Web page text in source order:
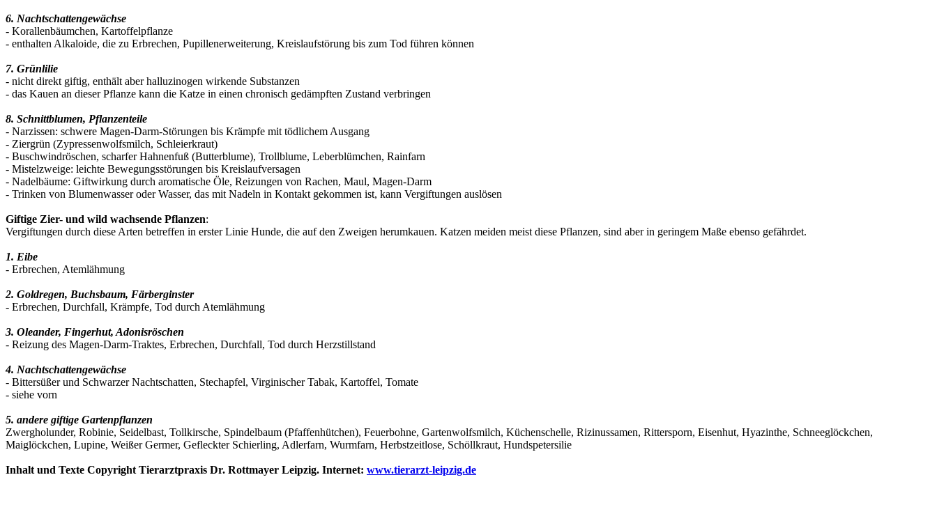
6. Nachtschattengewächse
- Korallenbäumchen, Kartoffelpflanze
- enthalten Alkaloide, die zu Erbrechen, Pupillenerweiterung, Kreislaufstörung bis zum Tod führen können
7. Grünlilie
- nicht direkt giftig, enthält aber halluzinogen wirkende Substanzen
- das Kauen an dieser Pflanze kann die Katze in einen chronisch gedämpften Zustand verbringen
8. Schnittblumen, Pflanzenteile
- Narzissen: schwere Magen-Darm-Störungen bis Krämpfe mit tödlichem Ausgang
- Ziergrün (Zypressenwolfsmilch, Schleierkraut)
- Buschwindröschen, scharfer Hahnenfuß (Butterblume), Trollblume, Leberblümchen, Rainfarn
- Mistelzweige: leichte Bewegungsstörungen bis Kreislaufversagen
- Nadelbäume: Giftwirkung durch aromatische Öle, Reizungen von Rachen, Maul, Magen-Darm
- Trinken von Blumenwasser oder Wasser, das mit Nadeln in Kontakt gekommen ist, kann Vergiftungen auslösen
Giftige Zier- und wild wachsende Pflanzen:
Vergiftungen durch diese Arten betreffen in erster Linie Hunde, die auf den Zweigen herumkauen. Katzen meiden meist diese Pflanzen, sind aber in geringem Maße ebenso gefährdet.
1. Eibe
- Erbrechen, Atemlähmung
2. Goldregen, Buchsbaum, Färberginster
- Erbrechen, Durchfall, Krämpfe, Tod durch Atemlähmung
3. Oleander, Fingerhut, Adonisröschen
- Reizung des Magen-Darm-Traktes, Erbrechen, Durchfall, Tod durch Herzstillstand
4. Nachtschattengewächse
- Bittersüßer und Schwarzer Nachtschatten, Stechapfel, Virginischer Tabak, Kartoffel, Tomate
- siehe vorn
5. andere giftige Gartenpflanzen
Zwergholunder, Robinie, Seidelbast, Tollkirsche, Spindelbaum (Pfaffenhütchen), Feuerbohne, Gartenwolfsmilch, Küchenschelle, Rizinussamen, Rittersporn, Eisenhut, Hyazinthe, Schneeglöckchen,
Maiglöckchen, Lupine, Weißer Germer, Gefleckter Schierling, Adlerfarn, Wurmfarn, Herbstzeitlose, Schöllkraut, Hundspetersilie
Inhalt und Texte Copyright Tierarztpraxis Dr. Rottmayer Leipzig. Internet: www.tierarzt-leipzig.de